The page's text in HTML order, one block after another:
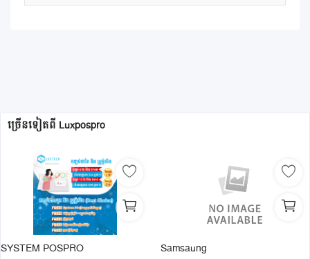
ច្រើនទៀតពី Luxpospro
SYSTEM POSPRO
Samsaung